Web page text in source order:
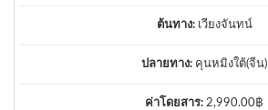
ต้นทาง: เวียงจันทน์
ปลายทาง: คุนหมิงใต้(จีน)
ค่าโดยสาร: 2,990.00฿